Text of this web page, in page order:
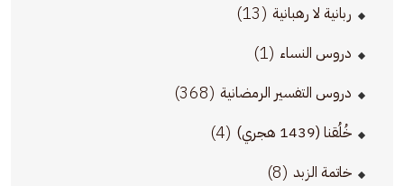
ربانية لا رهبانية (13)
دروس النساء (1)
دروس التفسير الرمضانية (368)
خُلُقنا (1439 هجري) (4)
خاتمة الزبد (8)